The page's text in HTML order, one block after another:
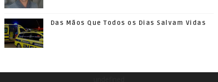
Das Mãos Que Todos os Dias Salvam Vidas